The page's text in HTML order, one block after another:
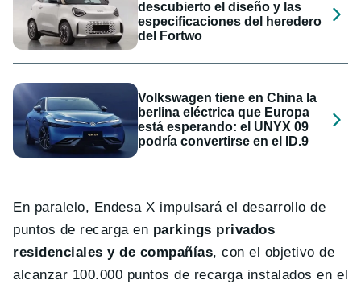
descubierto el diseño y las
especificaciones del heredero
del Fortwo
Volkswagen tiene en China la
berlina eléctrica que Europa
está esperando: el UNYX 09
podría convertirse en el ID.9
En paralelo, Endesa X impulsará el desarrollo de
puntos de recarga en parkings privados
residenciales y de compañías, con el objetivo de
alcanzar 100.000 puntos de recarga instalados en el